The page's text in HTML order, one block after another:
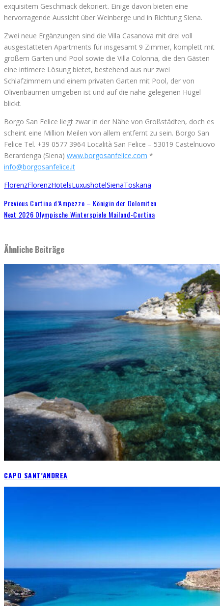
exquisitem Geschmack dekoriert. Einige davon bieten eine
hervorragende Aussicht über Weinberge und in Richtung Siena.
Zwei neue Ergänzungen sind die Villa Casanova mit drei voll
ausgestatteten Apartments für insgesamt 9 Zimmer, komplett mit
großem Garten und Pool sowie die Villa Colonna, die den Gästen
eine intimere Lösung bietet, bestehend aus nur zwei
Schlafzimmern und einem privaten Garten mit Pool, der von
Olivenbäumen umgeben ist und auf die nahe gelegenen Hügel
blickt.
Borgo San Felice liegt zwar in der Nähe von Großstädten, doch es
scheint eine Million Meilen von allem entfernt zu sein. Borgo San
Felice Tel. +39 0577 3964 Località San Felice – 53019 Castelnuovo
Berardenga (Siena) www.borgosanfelice.com *
info@borgosanfelice.it
FlorenzFlorenzHotelsLuxushotelSienaToskana
Previous Cortina d’Ampezzo – Königin der Dolomiten
Next 2026 Olympische Winterspiele Mailand-Cortina
Ähnliche Beiträge
CAPO SANT’ANDREA